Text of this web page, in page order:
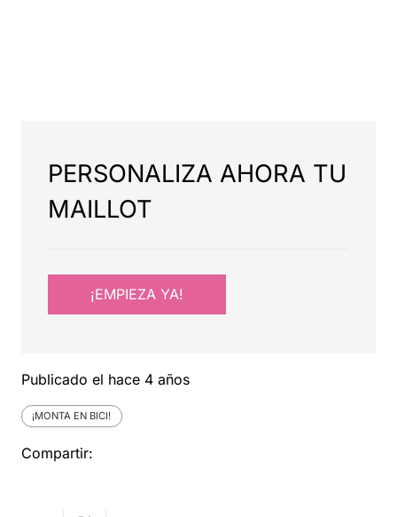
PERSONALIZA AHORA TU
MAILLOT
¡EMPIEZA YA!
Publicado el hace 4 años
¡MONTA EN BICI!
Compartir: